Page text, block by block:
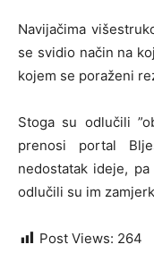
Navijačima
se svidio način na
kojem se poraženi
Stoga su odlučili
prenosi portal
nedostatak ideje,
odlučili su im
Post Views: 264